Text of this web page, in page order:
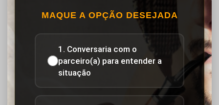
MAQUE A OPÇÃO DESEJADA
1. Conversaria com o
parceiro(a) para entender a
situação